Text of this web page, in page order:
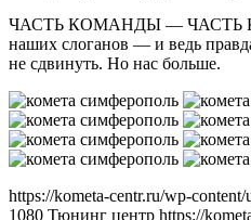
ЧАСТЬ КОМАНДЫ — ЧАСТЬ
наших слоганов — и ведь
не сдвинуть. Но нас больше.
https://kometa-centr.ru/wp-
1080 Тюнинг центр https://